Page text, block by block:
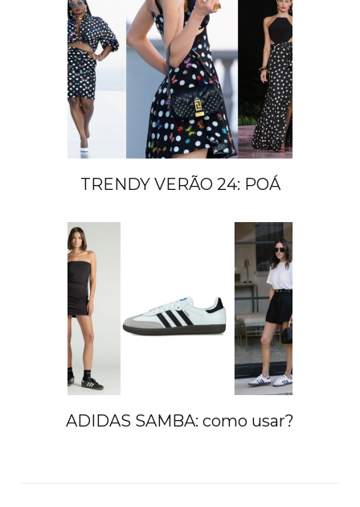
TRENDY VERÃO 24: POÁ
ADIDAS SAMBA: como usar?